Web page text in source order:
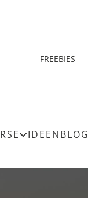
FREEBIES
IDEENBLOG